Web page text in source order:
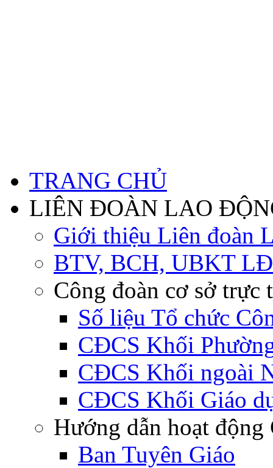
TRANG CHỦ
LIÊN ĐOÀN LAO
Giới thiệu Liên đoàn
BTV, BCH, UBKT
Công đoàn cơ sở trực
Số liệu Tổ chức
CĐCS Khối
CĐCS Khối ngoài
CĐCS Khối Giáo
Hướng dẫn hoạt động
Ban Tuyên Giáo